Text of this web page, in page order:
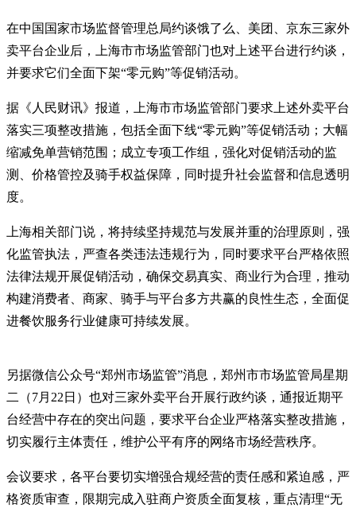
在中国国家市场监督管理总局约谈饿了么、美团、京东三家外
卖平台企业后，上海市市场监管部门也对上述平台进行约谈，
并要求它们全面下架“零元购”等促销活动。
据《人民财讯》报道，上海市市场监管部门要求上述外卖平台
落实三项整改措施，包括全面下线“零元购”等促销活动；大幅
缩减免单营销范围；成立专项工作组，强化对促销活动的监
测、价格管控及骑手权益保障，同时提升社会监督和信息透明
度。
上海相关部门说，将持续坚持规范与发展并重的治理原则，强
化监管执法，严查各类违法违规行为，同时要求平台严格依照
法律法规开展促销活动，确保交易真实、商业行为合理，推动
构建消费者、商家、骑手与平台多方共赢的良性生态，全面促
进餐饮服务行业健康可持续发展。
另据微信公众号“郑州市场监管”消息，郑州市市场监管局星期
二（7月22日）也对三家外卖平台开展行政约谈，通报近期平
台经营中存在的突出问题，要求平台企业严格落实整改措施，
切实履行主体责任，维护公平有序的网络市场经营秩序。
会议要求，各平台要切实增强合规经营的责任感和紧迫感，严
格资质审查，限期完成入驻商户资质全面复核，重点清理“无